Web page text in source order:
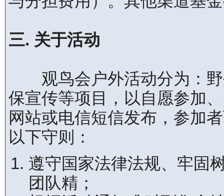
三. 关于活动
观鸟会户外活动分为：野
保宣传等项目，以自愿参加
网站或电信短信发布，参加
以下守则：
遵守国家法律法规、牢固
团队精；